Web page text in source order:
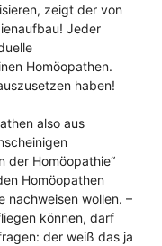
zeigt der von
Jeder
Homöopathen.
haben!
also aus
der Homöopathie“
Homöopathen
nachweisen wollen. –
können, darf
der weiß das ja